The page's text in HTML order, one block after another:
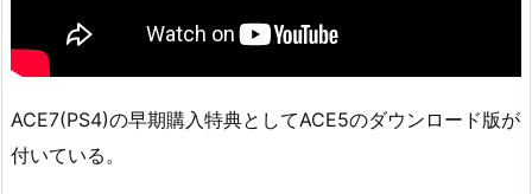
ACE7(PS4)の早期購入特典としてACE5のダウンロード版が
付いている。